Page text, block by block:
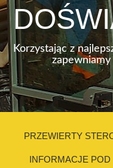
Korzystając z
zapewniamy
PRZEWIERTY
INFORMACJE